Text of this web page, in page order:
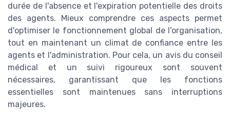
durée de l'absence et l'expiration potentielle des droits
des agents. Mieux comprendre ces aspects permet
d'optimiser le fonctionnement global de l'organisation,
tout en maintenant un climat de confiance entre les
agents et l'administration. Pour cela, un avis du conseil
médical et un suivi rigoureux sont souvent
nécessaires, garantissant que les fonctions
essentielles sont maintenues sans interruptions
majeures.